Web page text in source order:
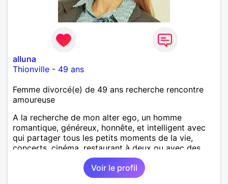
alluna
Thionville - 49 ans
Femme divorcé(e) de 49 ans recherche rencontre
amoureuse
A la recherche de mon alter ego, un homme
romantique, généreux, honnête, et intelligent avec
qui partager tous les petits moments de la vie,
concerts, cinéma, restaurant à deux ou avec des
amis, balade au bord de la mer, une sortie ou soirée
Voir le profil